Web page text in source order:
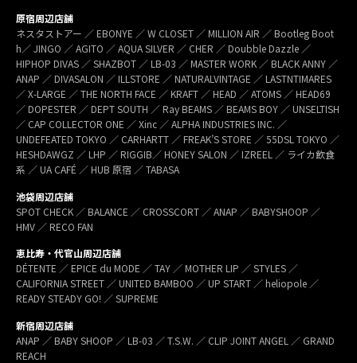
原宿周辺店舗
ネスタストアー ／ EBONYE ／ W CLOSET ／ MILLION AIR ／ Bootleg Boot
h／ JINGO ／ AGITO ／ AQUA SILVER ／ CHER ／ Doubble Dazzle ／
HIPHOP DIVAS ／ SHAZBOT ／ LB-03 ／ MASTER WORK ／ BLACK ANNY ／
ANAP ／ DIVASALON ／ ILLSTORE ／ NATURALVINTAGE ／ LASTNTIMARES
／ X-LARGE ／ THE NORTH FACE ／ KRAFT ／ HEAD ／ ATOMS ／ HEAD69
／ DOPESTER ／ DEPT SOUTH ／ Ray BEAMS ／ BEAMS BOY ／ UNSELTISH
／ CAP COLLECTOR ONE ／ Xinc ／ ALPHA INDUSTRIES INC. ／
UNDEFEATED TOKYO ／ CARHARTT ／ FREAK’S STORE ／ 55DSL TOKYO ／
HESHDAWGZ ／ LHP ／ RIGGIB／ HONEY SALON ／ IZREEL ／ ライカ飲食
系 ／ UA CAFÉ ／ HUB 原宿 ／ TABASA
池袋周辺店舗
SPOT CHECK ／ BALANCE ／ CROSSCORT ／ ANAP ／ BABYSHOOP ／
HMV ／ RECO FAN
恵比寿・代官山周辺店舗
DÉTENTE ／ EPICE du MODE ／ TAY ／ MOTHER LIP ／ STYLES ／
CALIFORNIA STREET ／ UNITED BAMBOO ／ UP START ／ heliopole ／
READY STEADY GO! ／ SUPREME
新宿周辺店舗
ANAP ／ BABY SHOOP ／ LB-03 ／ T.S.W. ／ CLIP JOINT ANGEL ／ GRAND
REACH